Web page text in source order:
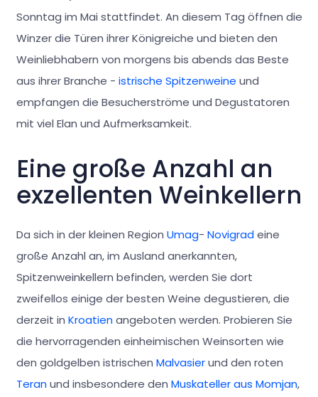
Sonntag im Mai stattfindet. An diesem Tag öffnen die
Winzer die Türen ihrer Königreiche und bieten den
Weinliebhabern von morgens bis abends das Beste
aus ihrer Branche - istrische Spitzenweine und
empfangen die Besucherströme und Degustatoren
mit viel Elan und Aufmerksamkeit.
Eine große Anzahl an
exzellenten Weinkellern
Da sich in der kleinen Region Umag- Novigradeine
große Anzahl an, im Ausland anerkannten,
Spitzenweinkellern befinden, werden Sie dort
zweifellos einige der besten Weine degustieren, die
derzeit in Kroatienangeboten werden. Probieren Sie
die hervorragenden einheimischen Weinsorten wie
den goldgelben istrischen Malvasierund den roten
Teranund insbesondere den Muskateller aus Momjan,